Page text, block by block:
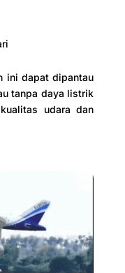
ini dapat dipantau
tanpa daya listrik
udara dan